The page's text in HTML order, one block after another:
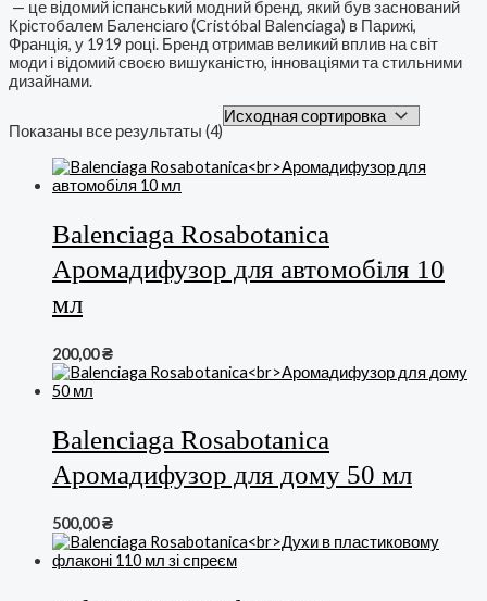
— це відомий іспанський модний бренд, який був заснований
Крістобалем Баленсіаго (Cristóbal Balenciaga) в Парижі,
Франція, у 1919 році. Бренд отримав великий вплив на світ
моди і відомий своєю вишуканістю, інноваціями та стильними
дизайнами.
Показаны все результаты (4)
Balenciaga Rosabotanica
Аромадифузор для автомобіля 10
мл
200,00₴
Balenciaga Rosabotanica
Аромадифузор для дому 50 мл
500,00₴